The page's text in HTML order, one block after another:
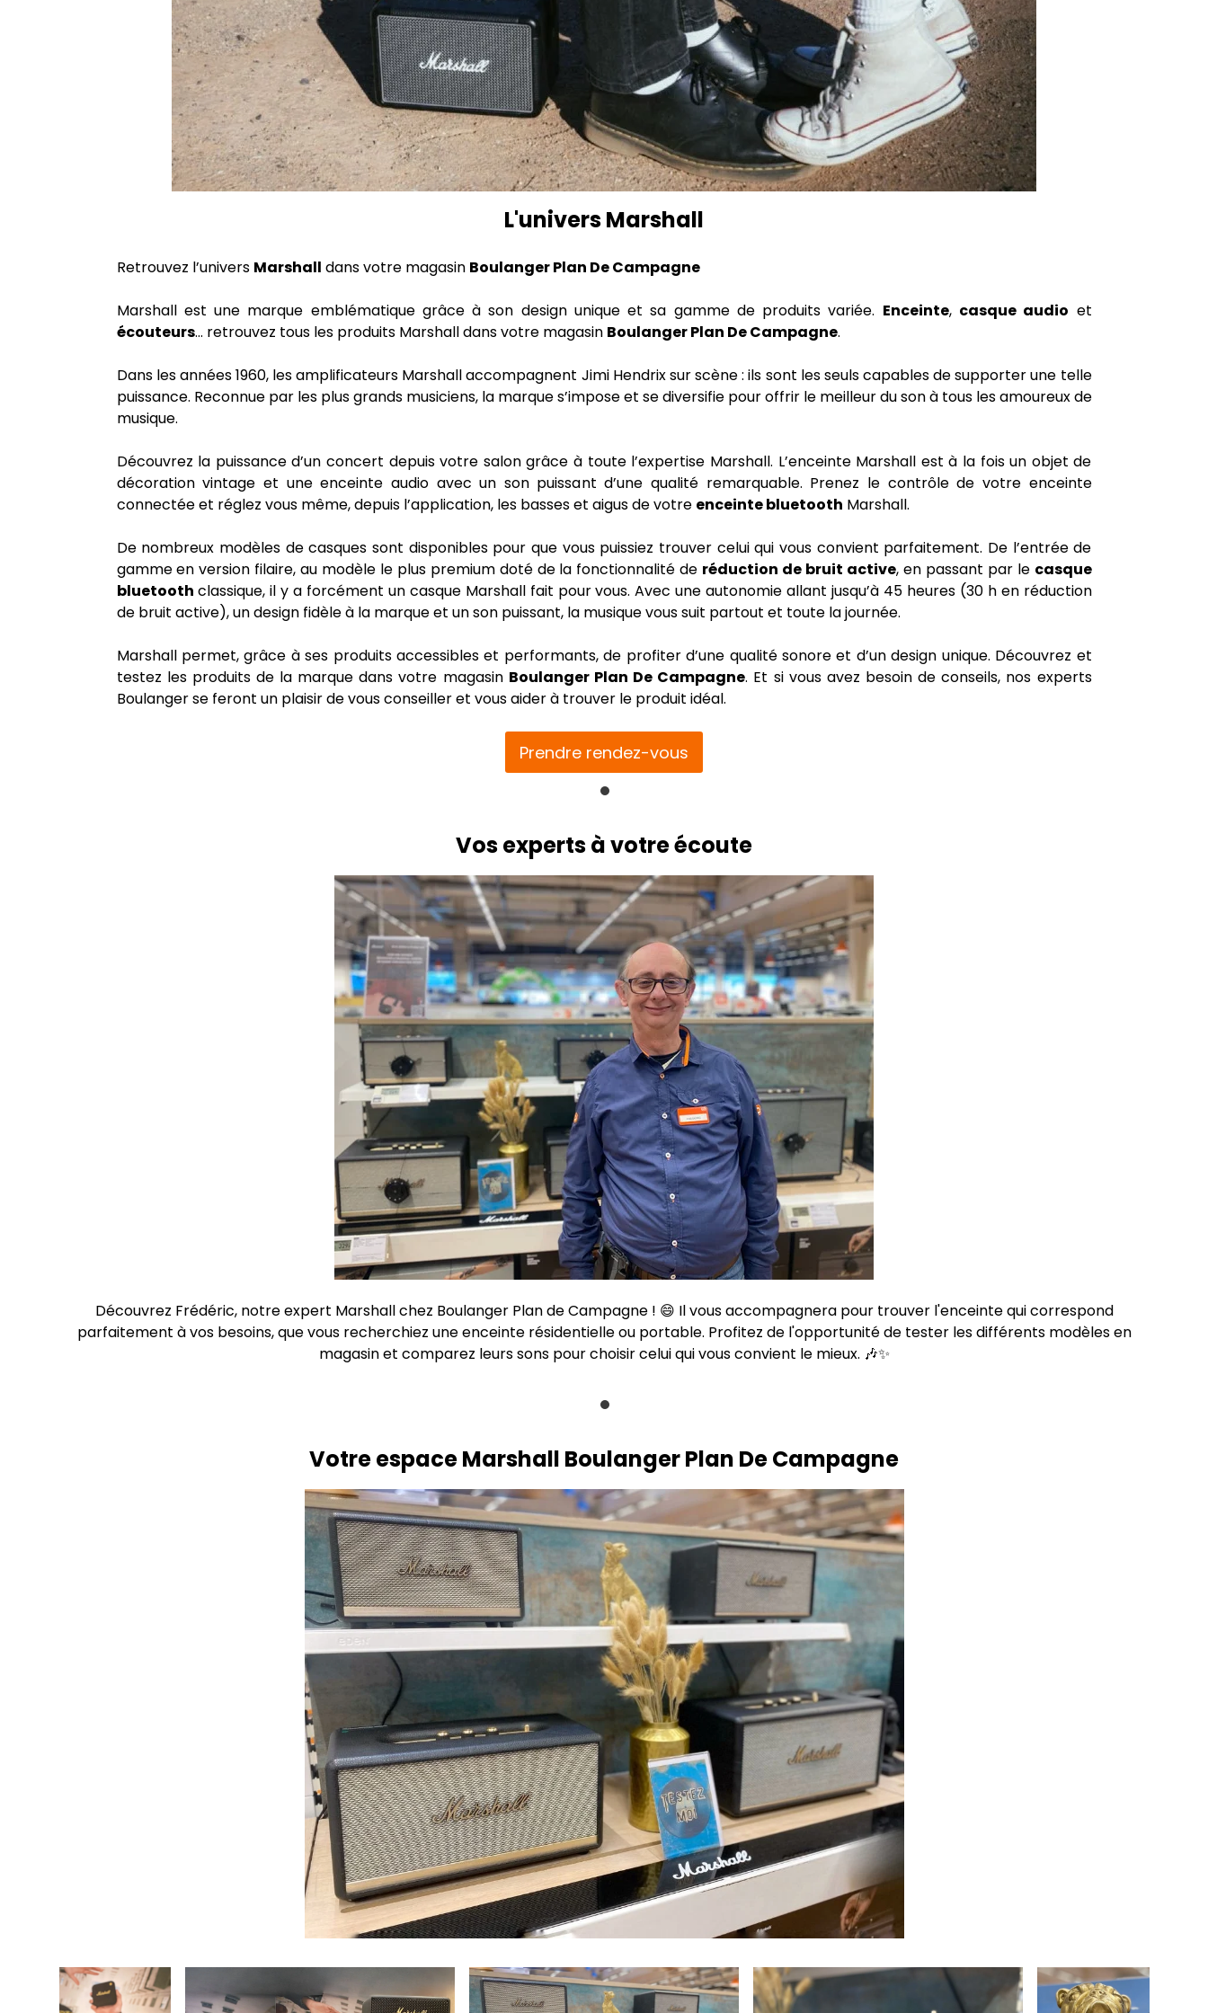
L'univers Marshall
Retrouvez l’univers Marshall dans votre magasin Boulanger Plan De Campagne
Marshall est une marque emblématique grâce à son design unique et sa gamme de produits variée. Enceinte, casque audio et
écouteurs... retrouvez tous les produits Marshall dans votre magasin Boulanger Plan De Campagne.
Dans les années 1960, les amplificateurs Marshall accompagnent Jimi Hendrix sur scène : ils sont les seuls capables de supporter une telle
puissance. Reconnue par les plus grands musiciens, la marque s’impose et se diversifie pour offrir le meilleur du son à tous les amoureux de
musique.
Découvrez la puissance d’un concert depuis votre salon grâce à toute l’expertise Marshall. L’enceinte Marshall est à la fois un objet de
décoration vintage et une enceinte audio avec un son puissant d’une qualité remarquable. Prenez le contrôle de votre enceinte
connectée et réglez vous même, depuis l’application, les basses et aigus de votre enceinte bluetooth Marshall.
De nombreux modèles de casques sont disponibles pour que vous puissiez trouver celui qui vous convient parfaitement. De l’entrée de
gamme en version filaire, au modèle le plus premium doté de la fonctionnalité de réduction de bruit active, en passant par le casque
bluetooth classique, il y a forcément un casque Marshall fait pour vous. Avec une autonomie allant jusqu’à 45 heures (30 h en réduction
de bruit active), un design fidèle à la marque et un son puissant, la musique vous suit partout et toute la journée.
Marshall permet, grâce à ses produits accessibles et performants, de profiter d’une qualité sonore et d’un design unique. Découvrez et
testez les produits de la marque dans votre magasin Boulanger Plan De Campagne. Et si vous avez besoin de conseils, nos experts
Boulanger se feront un plaisir de vous conseiller et vous aider à trouver le produit idéal.
Prendre rendez-vous
Vos experts à votre écoute
Découvrez Frédéric, notre expert Marshall chez Boulanger Plan de Campagne ! 😄 Il vous accompagnera pour trouver l'enceinte qui correspond
parfaitement à vos besoins, que vous recherchiez une enceinte résidentielle ou portable. Profitez de l'opportunité de tester les différents modèles en
magasin et comparez leurs sons pour choisir celui qui vous convient le mieux. 🎶✨
Votre espace Marshall Boulanger Plan De Campagne